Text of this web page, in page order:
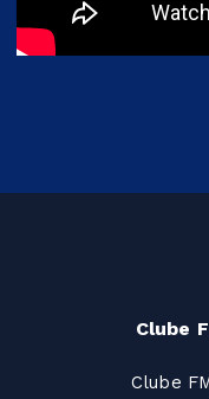
Clube
Clube